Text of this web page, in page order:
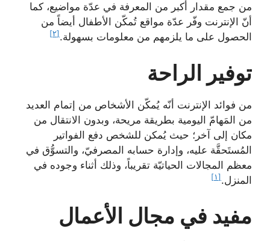
من جمع مقدار أكبر من المعرفة في عدّة مواضيع، كما
أنّ الإنترنت وفّر عدّة مواقع تُمكّن الأطفال أيضاً من
الحصول على ما يلزمهم من معلومات بسهولة. [٢]
توفير الراحة
من فوائد الإنترنت أنّه يُمكّن الأشخاص من إتمام العديد
من المَهامّ اليومية بطريقة مريحة، وبدون الانتقال من
مكان إلى آخر؛ حيث يُمكن للشخص دفع الفواتير
المُستَحقَّة عليه، وإدارة حسابه المصرفيّ، والتسوُّق في
معظم المجالات الحياتيّة تقريباً، وذلك أثناء وجوده في
المنزل. [١]
مفيد في مجال الأعمال